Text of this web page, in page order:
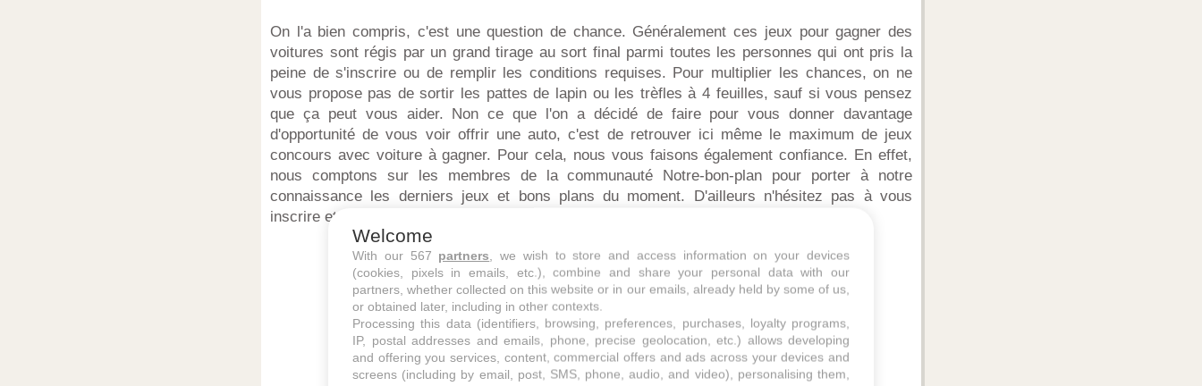
On l'a bien compris, c'est une question de chance. Généralement ces jeux pour gagner des
voitures sont régis par un grand tirage au sort final parmi toutes les personnes qui ont pris la
peine de s'inscrire ou de remplir les conditions requises. Pour multiplier les chances, on ne
vous propose pas de sortir les pattes de lapin ou les trèfles à 4 feuilles, sauf si vous pensez
que ça peut vous aider. Non ce que l'on a décidé de faire pour vous donner davantage
d'opportunité de vous voir offrir une auto, c'est de retrouver ici même le maximum de jeux
concours avec voiture à gagner. Pour cela, nous vous faisons également confiance. En effet,
nous comptons sur les membres de la communauté Notre-bon-plan pour porter à notre
connaissance les derniers jeux et bons plans du moment. D'ailleurs n'hésitez pas à vous
inscrire et surtout à proposer vos meilleurs bons plans avec ou sans voiture à la clé.
Welcome
With our 567 partners , we wish to store and access information on your devices
(cookies, pixels in emails, etc.), combine and share your personal data with our
partners, whether collected on this website or in our emails, already held by some of us,
or obtained later, including in other contexts.
Processing this data (identifiers, browsing, preferences, purchases, loyalty programs,
IP, postal addresses and emails, phone, precise geolocation, etc.) allows developing
and offering you services, content, commercial offers and ads across your devices and
screens (including by email, post, SMS, phone, audio, and video), personalising them,